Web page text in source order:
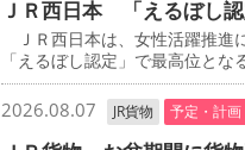
ＪＲ西日本 「えるぼし
ＪＲ西日本は、女性活躍推進
「えるぼし認定」で最高位とな
2026.08.07 JR貨物 予定・計